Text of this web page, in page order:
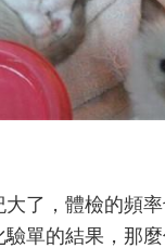
，體檢的頻率
單的結果，那